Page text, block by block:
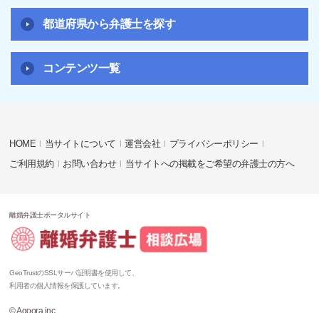
都道府県から弁護士を探す
コンテンツ一覧
HOME 当サイトについて 運営会社
プライバシーポリシー
ご利用規約
お問い合わせ 当サイトへの掲載をご希望の弁護士の方へ
離婚弁護士ポータルサイト
GeoTrustのSSLサーバ証明書を使用して、
利用者の個人情報を保護しています。
© Agoora.inc.